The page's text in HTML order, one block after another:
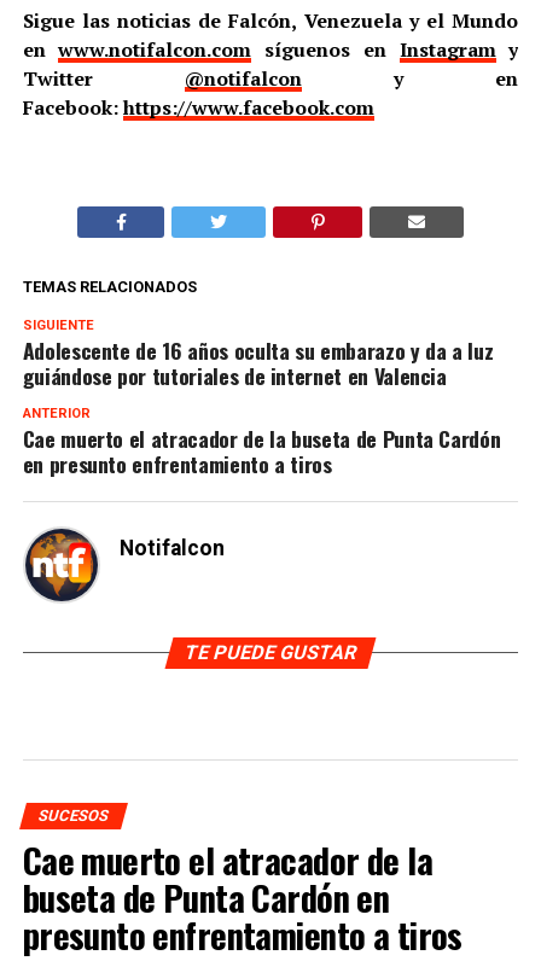
Sigue las noticias de Falcón, Venezuela y el Mundo
enwww.notifalcon.com síguenos en Instagramy
Twitter @notifalcony en
Facebook:https://www.facebook.com
TEMAS RELACIONADOS
SIGUIENTE
Adolescente de 16 años oculta su embarazo y da a luz
guiándose por tutoriales de internet en Valencia
ANTERIOR
Cae muerto el atracador de la buseta de Punta Cardón
en presunto enfrentamiento a tiros
Notifalcon
TE PUEDE GUSTAR
SUCESOS
Cae muerto el atracador de la
buseta de Punta Cardón en
presunto enfrentamiento a tiros